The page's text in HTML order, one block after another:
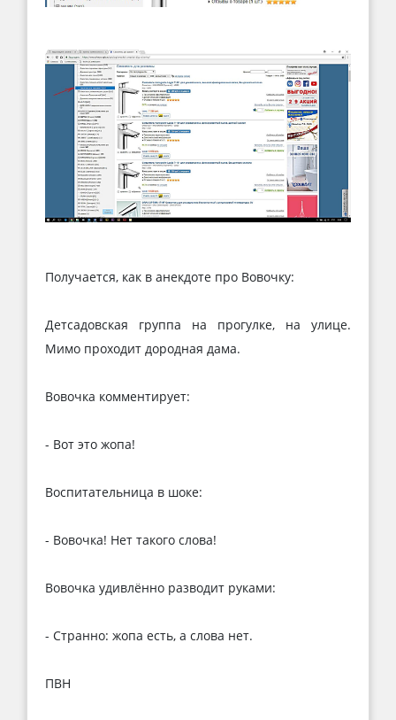
Получается, как в анекдоте про Вовочку:
Детсадовская группа на прогулке, на улице.
Мимо проходит дородная дама.
Вовочка комментирует:
- Вот это жопа!
Воспитательница в шоке:
- Вовочка! Нет такого слова!
Вовочка удивлённо разводит руками:
- Странно: жопа есть, а слова нет.
ПВН